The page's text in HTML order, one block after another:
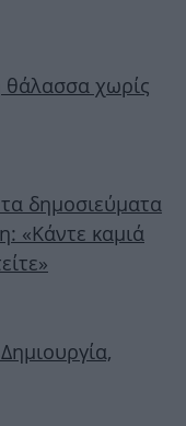
θάλασσα χωρίς
δημοσιεύματα
«Κάντε καμιά